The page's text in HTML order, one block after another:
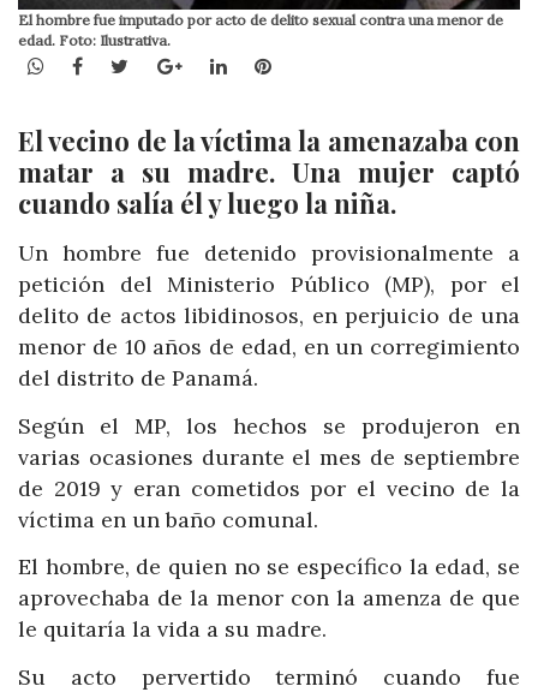
El hombre fue imputado por acto de delito sexual contra una menor de
edad. Foto: Ilustrativa.
WhatsApp
Facebook
TwitterGoogle+LinkedInPinterest
El vecino de la víctima la amenazaba con
matar a su madre. Una mujer captó
cuando salía él y luego la niña.
Un hombre fue detenido provisionalmente a
petición del Ministerio Público (MP), por el
delito de actos libidinosos, en perjuicio de una
menor de 10 años de edad, en un corregimiento
del distrito de Panamá.
Según el MP, los hechos se produjeron en
varias ocasiones durante el mes de septiembre
de 2019 y eran cometidos por el vecino de la
víctima en un baño comunal.
El hombre, de quien no se específico la edad, se
aprovechaba de la menor con la amenza de que
le quitaría la vida a su madre.
Su acto pervertido terminó cuando fue